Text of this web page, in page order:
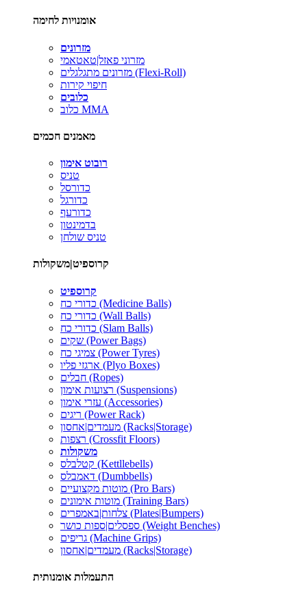
אומנויות לחימה
מזרונים
מזרוני פאזל|טאטאמי
מזרונים מתגלגלים (Flexi-Roll)
חיפוי קירות
כלובים
כלוב MMA
מאמנים חכמים
רובוט אימון
טניס
כדורסל
כדורגל
כדורעף
בדמינטון
טניס שולחן
קרוספיט|משקולות
קרוספיט
כדורי כח (Medicine Balls)
כדורי כח (Wall Balls)
כדורי כח (Slam Balls)
שקים (Power Bags)
צמיגי כח (Power Tyres)
ארגזי פליו (Plyo Boxes)
חבלים (Ropes)
רצועות אימון (Suspensions)
עזרי אימון (Accessories)
ריגים (Power Rack)
מעמדים|אחסון (Racks|Storage)
רצפות (Crossfit Floors)
משקולות
קטלבלס (Kettllebells)
דאמבלס (Dumbbells)
מוטות מקצועיים (Pro Bars)
מוטות אימונים (Training Bars)
צלחות|באמפרים (Plates|Bumpers)
ספסלים|ספות כושר (Weight Benches)
גריפים (Machine Grips)
מעמדים|אחסון (Racks|Storage)
התעמלות אומנותית